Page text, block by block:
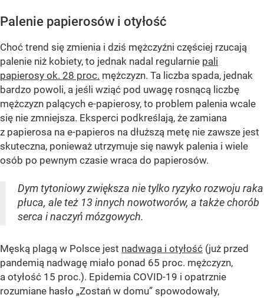
Palenie papierosów i otyłość
Choć trend się zmienia i dziś mężczyźni częściej rzucają
palenie niż kobiety, to jednak nadal regularnie pali
papierosy ok. 28 proc. mężczyzn. Ta liczba spada, jednak
bardzo powoli, a jeśli wziąć pod uwagę rosnącą liczbę
mężczyzn palących e-papierosy, to problem palenia wcale
się nie zmniejsza. Eksperci podkreślają, że zamiana
z papierosa na e-papieros na dłuższą metę nie zawsze jest
skuteczna, ponieważ utrzymuje się nawyk palenia i wiele
osób po pewnym czasie wraca do papierosów.
Dym tytoniowy zwiększa nie tylko ryzyko rozwoju raka
płuca, ale też 13 innych nowotworów, a także chorób
serca i naczyń mózgowych.
Męską plagą w Polsce jest nadwaga i otyłość (już przed
pandemią nadwagę miało ponad 65 proc. mężczyzn,
a otyłość 15 proc.). Epidemia COVID-19 i opatrznie
rozumiane hasło „Zostań w domu” spowodowały,